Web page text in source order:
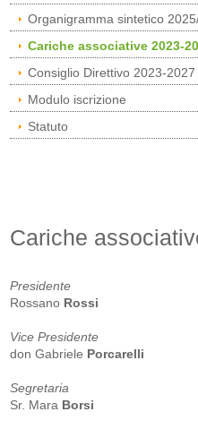
Organigramma sintetico
Cariche associative 2023-
Consiglio Direttivo 2023-2027
Modulo iscrizione
Statuto
Cariche
Presidente
Rossano Rossi
Vice Presidente
don Gabriele Porcarelli
Segretaria
Sr. Mara Borsi